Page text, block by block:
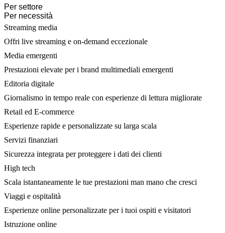
Per settore
Per necessità
Streaming media
Offri live streaming e on-demand eccezionale
Media emergenti
Prestazioni elevate per i brand multimediali emergenti
Editoria digitale
Giornalismo in tempo reale con esperienze di lettura migliorate
Retail ed E-commerce
Esperienze rapide e personalizzate su larga scala
Servizi finanziari
Sicurezza integrata per proteggere i dati dei clienti
High tech
Scala istantaneamente le tue prestazioni man mano che cresci
Viaggi e ospitalità
Esperienze online personalizzate per i tuoi ospiti e visitatori
Istruzione online